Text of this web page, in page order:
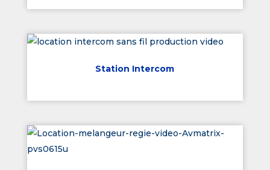
Station Intercom